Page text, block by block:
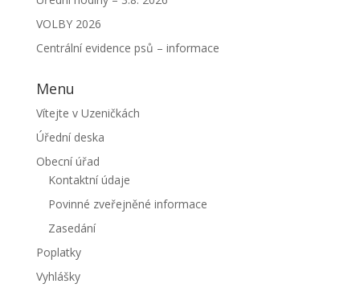
VOLBY 2026
Centrální evidence psů – informace
Menu
Vítejte v Uzeničkách
Úřední deska
Obecní úřad
Kontaktní údaje
Povinné zveřejněné informace
Zasedání
Poplatky
Vyhlášky